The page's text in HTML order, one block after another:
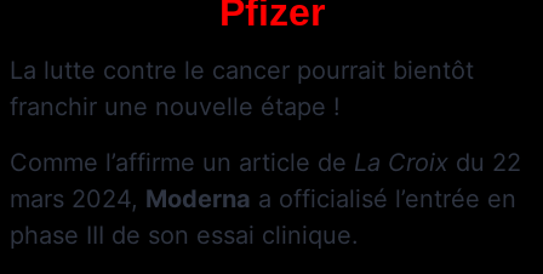
Pfizer
La lutte contre le cancer pourrait bientôt
franchir une nouvelle étape !
Comme l’affirme un article de La Croix du 22
mars 2024, Moderna a officialisé l’entrée en
phase III de son essai clinique.